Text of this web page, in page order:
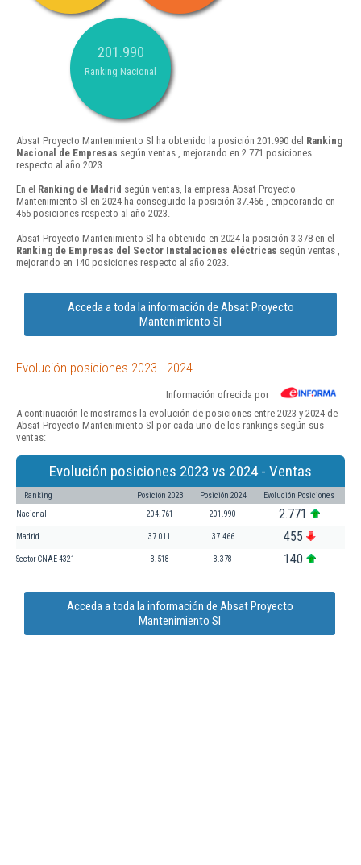
201.990
Ranking Nacional
Absat Proyecto Mantenimiento Sl ha obtenido la posición 201.990 del Ranking
Nacional de Empresas según ventas , mejorando en 2.771 posiciones
respecto al año 2023.
En el Ranking de Madrid según ventas, la empresa Absat Proyecto
Mantenimiento Sl en 2024 ha conseguido la posición 37.466 , empeorando en
455 posiciones respecto al año 2023.
Absat Proyecto Mantenimiento Sl ha obtenido en 2024 la posición 3.378 en el
Ranking de Empresas del Sector Instalaciones eléctricas según ventas ,
mejorando en 140 posiciones respecto al año 2023.
Acceda a toda la información de Absat Proyecto
Mantenimiento Sl
Evolución posiciones 2023 - 2024
Información ofrecida por
A continuación le mostramos la evolución de posiciones entre 2023 y 2024 de
Absat Proyecto Mantenimiento Sl por cada uno de los rankings según sus
ventas:
Evolución posiciones 2023 vs 2024 - Ventas
Ranking Posición 2023 Posición 2024 Evolución Posiciones
Nacional 204.761 201.990 2.771
Madrid 37.011 37.466 455
Sector CNAE 4321 3.518 3.378 140
Acceda a toda la información de Absat Proyecto
Mantenimiento Sl